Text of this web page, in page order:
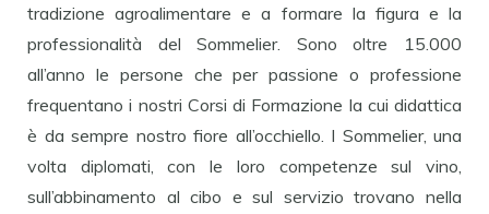
tradizione agroalimentare e a formare la figura e la
professionalità del Sommelier. Sono oltre 15.000
all’anno le persone che per passione o professione
frequentano i nostri Corsi di Formazione la cui didattica
è da sempre nostro fiore all’occhiello. I Sommelier, una
volta diplomati, con le loro competenze sul vino,
sull’abbinamento al cibo e sul servizio trovano nella